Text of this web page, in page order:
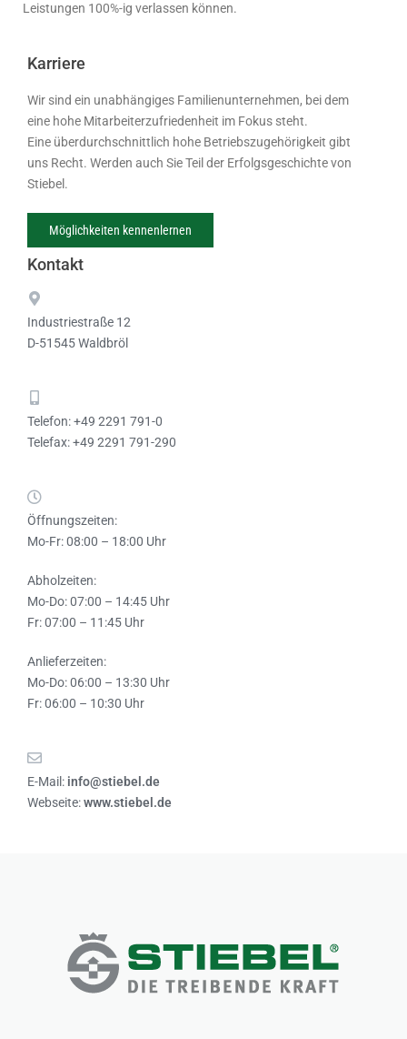
Leistungen 100%-ig verlassen können.
Karriere
Wir sind ein unabhängiges Familienunternehmen, bei dem
eine hohe Mitarbeiterzufriedenheit im Fokus steht.
Eine überdurchschnittlich hohe Betriebszugehörigkeit gibt
uns Recht. Werden auch Sie Teil der Erfolgsgeschichte von
Stiebel.
Möglichkeiten kennenlernen
Kontakt
Industriestraße 12
D-51545 Waldbröl
Telefon: +49 2291 791-0
Telefax: +49 2291 791-290
Öffnungszeiten:
Mo-Fr: 08:00 – 18:00 Uhr
Abholzeiten:
Mo-Do: 07:00 – 14:45 Uhr
Fr: 07:00 – 11:45 Uhr
Anlieferzeiten:
Mo-Do: 06:00 – 13:30 Uhr
Fr: 06:00 – 10:30 Uhr
E-Mail: info@stiebel.de
Webseite:www.stiebel.de